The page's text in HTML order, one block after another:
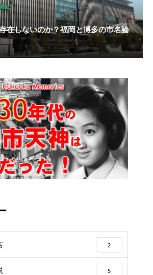
在しないのか？福岡と博多の市名論
2
5